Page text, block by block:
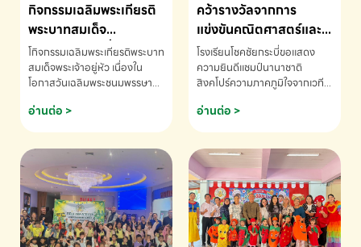
กิจกรรมเฉลิมพระเกียรติ
พระบาทสมเด็จ
พระเจ้าอยู่หัว เนื่องใน
โอกาสวันเฉลิม
พระชนมพรรษา
โกิจกรรมเฉลิมพระเกียรติพระบาท
สมเด็จพระเจ้าอยู่หัว เนื่องใน
โอกาสวันเฉลิมพระชนมพรรษา
ข้อมูลเพิ่มเติม โทร. 075-691910
อ่านต่อ >
คว้ารางวัลจากการ
แข่งขันคณิตศาสตร์และ
คณิตคิดเร็วนานาชาติ
ครั้งที่ 46 ประจำปี 2569
ณ ประเทศสิงคโปร์
โรงเรียนโชคชัยกระบี่ขอแสดง
ความยินดีแชมป์นานาชาติ
สิงคโปร์ความภาคภูมิใจจากเวที
ด.ช.พัทธนันท์ พรหมพันธ์ ชั้น
อนุบาล EP K3 โรงเรียนโชคชัย
แข่งขันคณิตศาสตร์และคณิตคิด
เร็วนานาชาติ ครั้งที่ 46 ประจำปี
2569 ณ ประเทศสิงคโปร์
INTERNATIONAL
MATHEMATICS AND
MENTAL ARITHMETIC
อ่านต่อ >